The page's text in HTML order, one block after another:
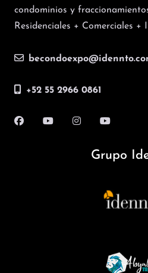
condominios y
Residenciales + Comerciales +
+52 55 2966 0861
Grupo